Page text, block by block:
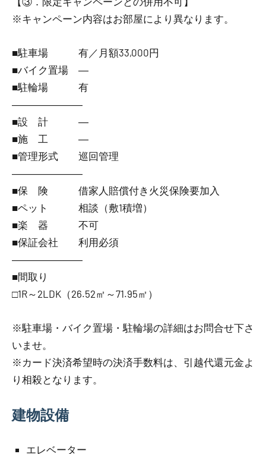
※キャンペーン内容はお部屋により異なります。
■駐車場 有／月額33,000円
■バイク置場 ―
■駐輪場 有
―――――――
■設 計 ―
■施 工 ―
■管理形式 巡回管理
―――――――
■保 険 借家人賠償付き火災保険要加入
■ペット 相談（敷1積増）
■楽 器 不可
■保証会社 利用必須
―――――――
■間取り
□1R～2LDK（26.52㎡～71.95㎡）
※駐車場・バイク置場・駐輪場の詳細はお問合せ下さ
いませ。
※カード決済希望時の決済手数料は、引越代還元金よ
り相殺となります。
建物設備
エレベーター